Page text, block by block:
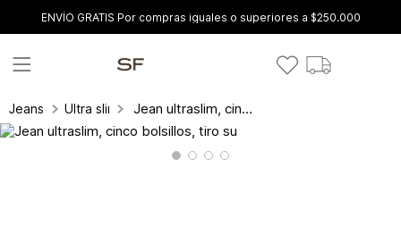
ENVÍO GRATIS Por compras iguales o superiores a $250.000
Jeans Ultra slim fit Jean ultraslim, cinco bolsillos, tiro su